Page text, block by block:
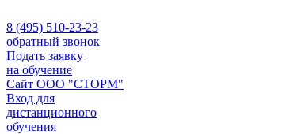
8 (495) 510-23-23
обратный звонок
Подать заявку
на обучение
Сайт ООО "СТОРМ"
Вход для
дистанционного
обучения